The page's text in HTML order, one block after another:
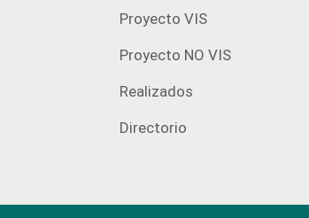
Proyecto VIS
Proyecto NO VIS
Realizados
Directorio